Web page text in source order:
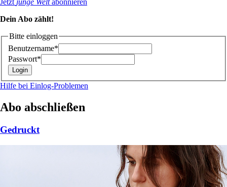
Dein Abo zählt!
Bitte einloggen
Benutzername*
Passwort*
Hilfe bei Einlog-Problemen
Abo abschließen
Gedruckt